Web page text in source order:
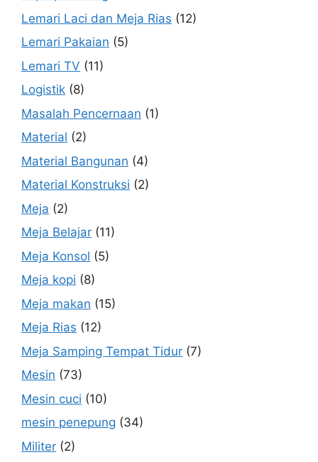
Lemari Laci dan Meja Rias (12)
Lemari Pakaian (5)
Lemari TV (11)
Logistik (8)
Masalah Pencernaan (1)
Material (2)
Material Bangunan (4)
Material Konstruksi (2)
Meja (2)
Meja Belajar (11)
Meja Konsol (5)
Meja kopi (8)
Meja makan (15)
Meja Rias (12)
Meja Samping Tempat Tidur (7)
Mesin (73)
Mesin cuci (10)
mesin penepung (34)
Militer (2)